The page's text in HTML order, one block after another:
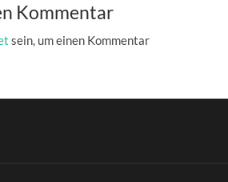
Kommentar
sein, um einen Kommentar